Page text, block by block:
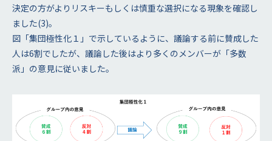
決定の方がよりリスキーもしくは慎重な選択になる現象を確認し
ました(3)。
図「集団極性化１」で示しているように、議論する前に賛成した
人は6割でしたが、議論した後はより多くのメンバーが「多数
派」の意見に従いました。